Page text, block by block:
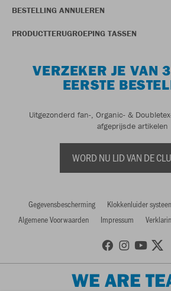
BESTELLING ANNULEREN
PRODUCTTERUGROEPING TASSEN
VERZEKER JE VAN
EERSTE
Uitgezonderd fan-, Organic- &
afgeprijsde artikelen
WORD NU LID VAN DE
Gegevensbescherming Klokkenluider
Algemene Voorwaarden
Impressum
WE ARE